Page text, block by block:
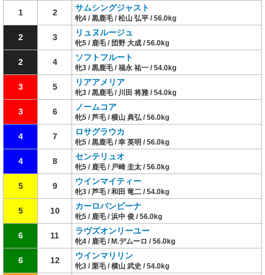
1 2 サムシングジャスト
牝4 / 黒鹿毛 / 松山 弘平 / 56.0kg
2 3 リュヌルージュ
牝5 / 鹿毛 / 団野 大成 / 56.0kg
2 4 ソフトフルート
牝3 / 黒鹿毛 / 福永 祐一 / 54.0kg
3 5 リアアメリア
牝3 / 黒鹿毛 / 川田 将雅 / 54.0kg
3 6 ノームコア
牝5 / 芦毛 / 横山 典弘 / 56.0kg
4 7 ロサグラウカ
牝5 / 黒鹿毛 / 幸 英明 / 56.0kg
4 8 センテリュオ
牝5 / 鹿毛 / 戸崎 圭太 / 56.0kg
5 9 ウインマイティー
牝3 / 芦毛 / 和田 竜二 / 54.0kg
5 10 カーロバンビーナ
牝5 / 鹿毛 / 浜中 俊 / 56.0kg
6 11 ラヴズオンリーユー
牝4 / 鹿毛 / M.デムーロ / 56.0kg
6 12 ウインマリリン
牝3 / 栗毛 / 横山 武史 / 54.0kg